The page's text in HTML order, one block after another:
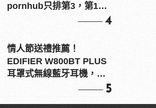
pornhub只排第3，第1名
4
情人節送禮推薦！
EDIFIER W800BT PLUS
耳罩式無線藍牙耳機，在
5